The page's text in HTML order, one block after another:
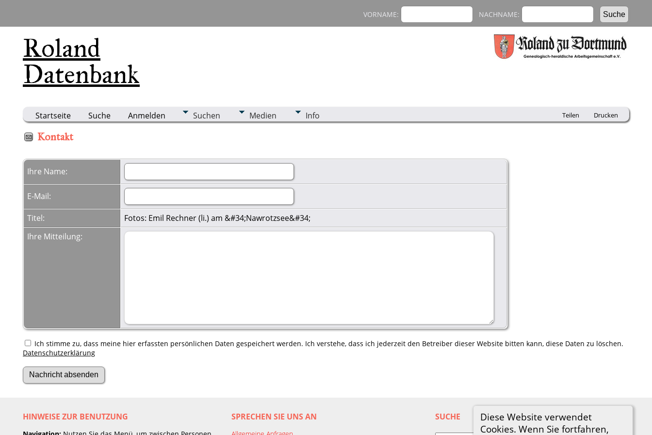
Roland
Datenbank
VORNAME: NACHNAME:
Startseite Suche Anmelden Suchen Medien Info Teilen Drucken
Diese Website verwendet
Cookies. Wenn Sie fortfahren,
Kontakt
Ihre Name:
E-Mail:
Titel:
Fotos: Emil Rechner (li.) am &#34;Nawrotzsee&#34;
Ihre Mitteilung:
Ich stimme zu, dass meine hier erfassten persönlichen Daten gespeichert werden. Ich verstehe, dass ich jederzeit den Betreiber dieser Website bitten kann, diese Daten zu löschen.
Datenschutzerklärung
HINWEISE ZUR BENUTZUNG SPRECHEN SIE UNS AN SUCHE